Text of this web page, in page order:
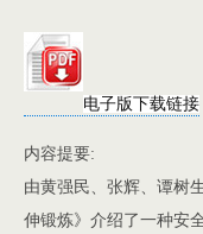
电子版下载链接
内容提要:
由黄强民、张辉、谭树
伸锻炼》介绍了一种安